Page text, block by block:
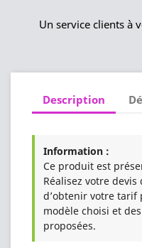
Un service clients à
Description
Information :
Ce produit est
Réalisez votre
d’obtenir votre tarif
modèle choisi et
proposées.